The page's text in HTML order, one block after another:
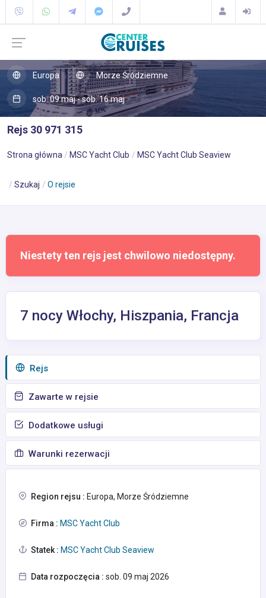
Europa Morze Śródziemne
sob. 09 maj - sob. 16 maj
Rejs 30 971 315
Strona główna MSC Yacht Club MSC Yacht Club Seaview
Szukaj O rejsie
Niestety ten rejs jest chwilowo niedostępny.
7 nocy Włochy, Hiszpania, Francja
Rejs
Zawarte w rejsie
Dodatkowe usługi
Warunki rezerwacji
Region rejsu : Europa, Morze Śródziemne
Firma : MSC Yacht Club
Statek : MSC Yacht Club Seaview
Data rozpoczęcia : sob. 09 maj 2026